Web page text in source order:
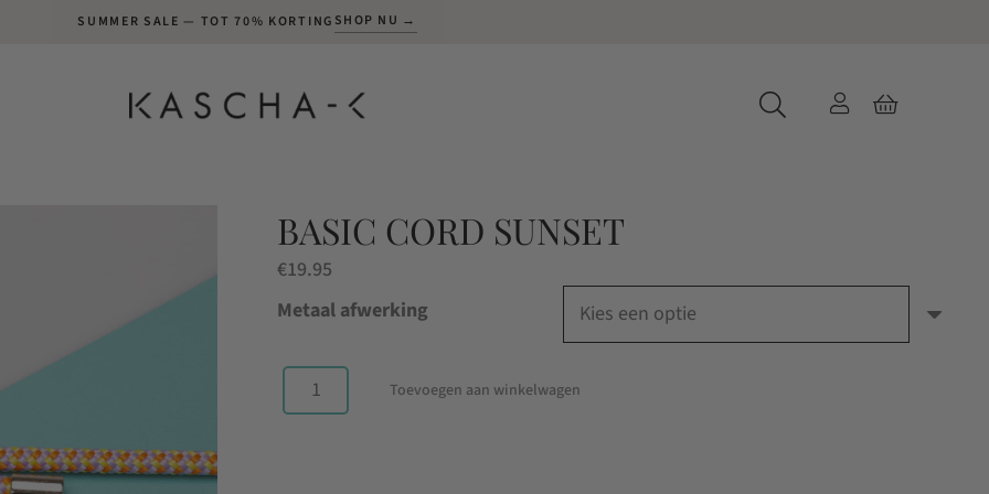
SUMMER SALE — TOT 70% KORTING SHOP NU →
BASIC CORD SUNSET
€19.95
Metaal afwerking
Basic
Toevoegen aan winkelwagen